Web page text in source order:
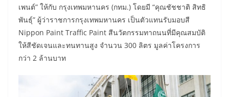
เพนต์” ให้กับ กรุงเทพมหานคร (กทม.) โดยมี “คุณชัชชาติ สิทธิ
พันธุ์” ผู้ว่าราชการกรุงเทพมหานคร เป็นตัวแทนรับมอบสี
Nippon Paint Traffic Paint สีนวัตกรรมทาถนนที่มีคุณสมบัติ
ให้สีชัดเจนและทนทานสูง จำนวน 300 ลิตร มูลค่าโครงการ
กว่า 2 ล้านบาท